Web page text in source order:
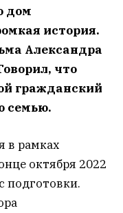
дом
история.
Александра
что
гражданский
семью.
в рамках
октября 2022
подготовки.